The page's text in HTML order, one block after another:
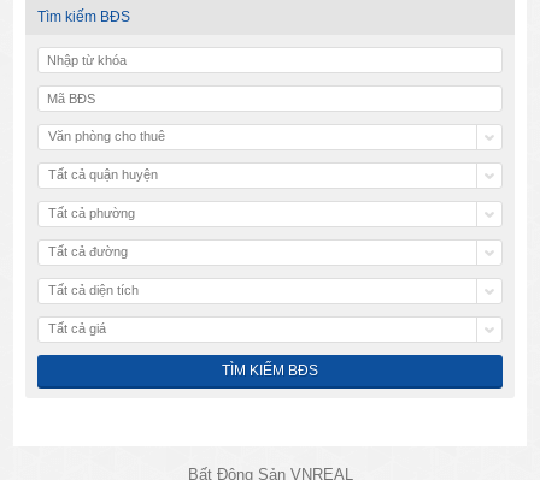
Tìm kiếm BĐS
Văn phòng cho thuê
Tất cả quận huyện
Tất cả phường
Tất cả đường
Tất cả diện tích
Tất cả giá
Bất Động Sản VNREAL